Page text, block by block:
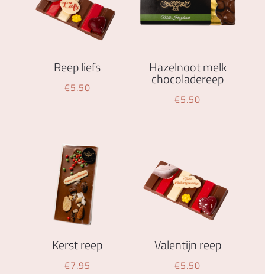
Reep liefs
€5.50
Hazelnoot melk
chocoladereep
€5.50
Kerst reep
€7.95
Valentijn reep
€5.50